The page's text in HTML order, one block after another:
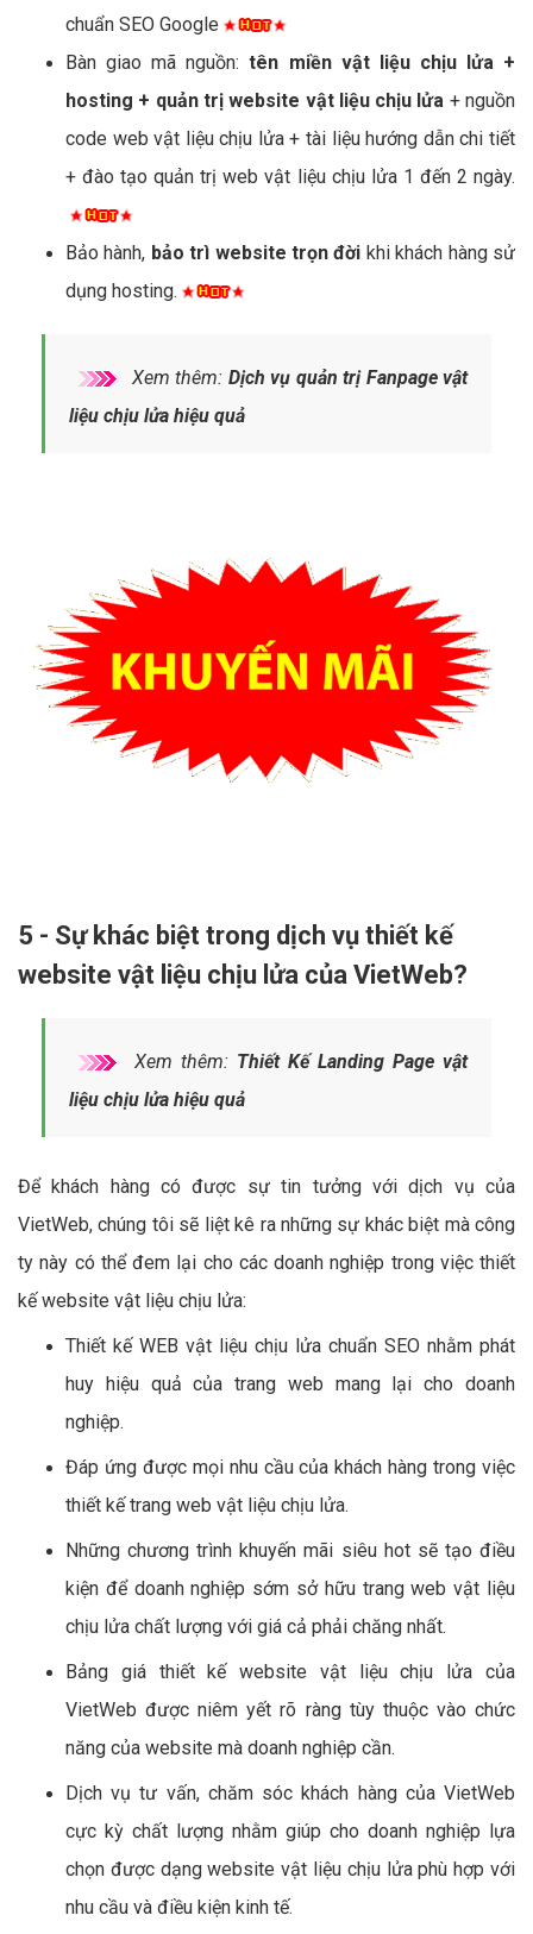
chuẩn SEO Google
Bàn giao mã nguồn:tên miền vật liệu chịu lửa +
hosting + quản trị website vật liệu chịu lửa + nguồn
code web vật liệu chịu lửa + tài liệu hướng dẫn chi tiết
+ đào tạo quản trị web vật liệu chịu lửa 1 đến 2 ngày.
Bảo hành, bảo trì website trọn đời khi khách hàng sử
dụng hosting.
Xem thêm: Dịch vụ quản trị Fanpage vật
liệu chịu lửa hiệu quả
5 - Sự khác biệt trong dịch vụ thiết kế
website vật liệu chịu lửa của VietWeb?
Xem thêm: Thiết Kế Landing Page vật
liệu chịu lửa hiệu quả
Để khách hàng có được sự tin tưởng với dịch vụ của
VietWeb, chúng tôi sẽ liệt kê ra những sự khác biệt mà công
ty này có thể đem lại cho các doanh nghiệp trong việc thiết
kế website vật liệu chịu lửa:
Thiết kế WEB vật liệu chịu lửa chuẩn SEO nhằm phát
huy hiệu quả của trang web mang lại cho doanh
nghiệp.
Đáp ứng được mọi nhu cầu của khách hàng trong việc
thiết kế trang web vật liệu chịu lửa.
Những chương trình khuyến mãi siêu hot sẽ tạo điều
kiện để doanh nghiệp sớm sở hữu trang web vật liệu
chịu lửa chất lượng với giá cả phải chăng nhất.
Bảng giá thiết kế website vật liệu chịu lửa của
VietWeb được niêm yết rõ ràng tùy thuộc vào chức
năng của website mà doanh nghiệp cần.
Dịch vụ tư vấn, chăm sóc khách hàng của VietWeb
cực kỳ chất lượng nhằm giúp cho doanh nghiệp lựa
chọn được dạng website vật liệu chịu lửa phù hợp với
nhu cầu và điều kiện kinh tế.